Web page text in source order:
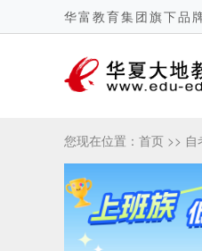
华富教育集团旗下品
您现在位置： 首页 >> 自